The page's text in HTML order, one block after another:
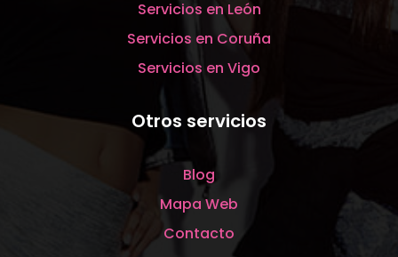
Servicios en León
Servicios en Coruña
Servicios en Vigo
Otros servicios
Blog
Mapa Web
Contacto